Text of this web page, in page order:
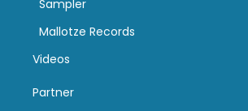
Sampler
Mallotze Records
Videos
Partner